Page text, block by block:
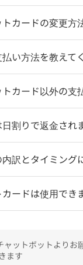
カードの変更方
い方法を教えて
カード以外の支
割りで返金され
訳とタイミング
ードは使用でき
ットボットよりお
ます